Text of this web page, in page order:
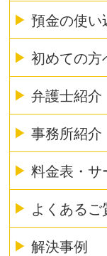
預金の使い
初めての方
弁護士紹介
事務所紹介
料金表・サ
よくあるご
解決事例